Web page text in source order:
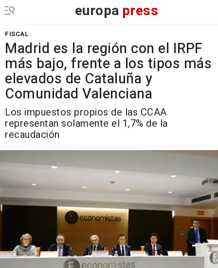
europa press
FISCAL
Madrid es la región con el IRPF
más bajo, frente a los tipos más
elevados de Cataluña y
Comunidad Valenciana
Los impuestos propios de las CCAA
representan solamente el 1,7% de la
recaudación